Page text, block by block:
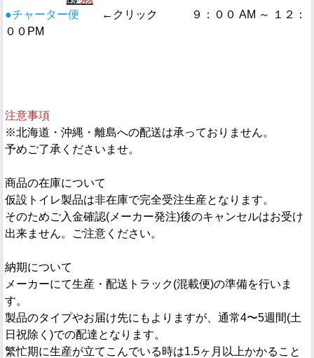
●チャーター便
←クリック ９：００ AM ～ １２：
００PM
注意事項
※北海道・沖縄・離島への配送は承っておりません。
予めご了承くださいませ。
商品の在庫について
仮設トイレ製品は非在庫で完全受注生産となります。
そのためご入金確認(メーカー発注)後のキャンセルはお受け
出来ません。ご注意ください。
納期について
メーカーにて生産・配送トラック(混載便)の準備を行いま
す。
製品のタイプやお届け先にもよりますが、通常4〜5週間(土
日祝除く)での配達となります。
繁忙期に生産が立てこんでいる時は1.5ヶ月以上かかること